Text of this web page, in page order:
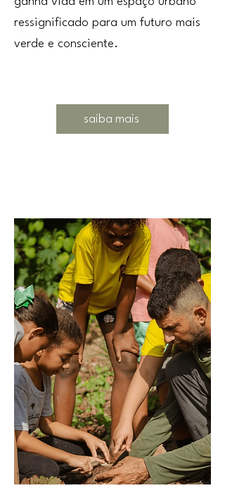
ressignificado para um futuro mais
verde e consciente.
saiba mais